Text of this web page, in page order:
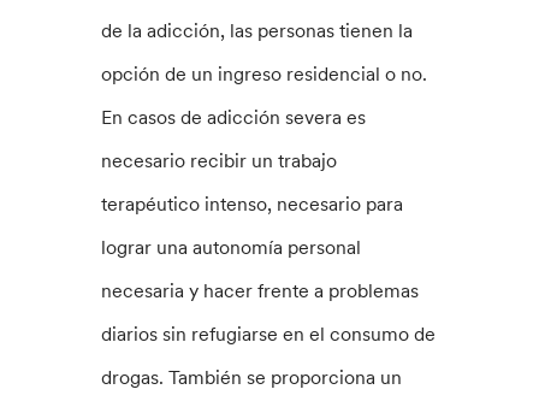
de la adicción, las personas tienen la
opción de un ingreso residencial o no.
En casos de adicción severa es
necesario recibir un trabajo
terapéutico intenso, necesario para
lograr una autonomía personal
necesaria y hacer frente a problemas
diarios sin refugiarse en el consumo de
drogas. También se proporciona un